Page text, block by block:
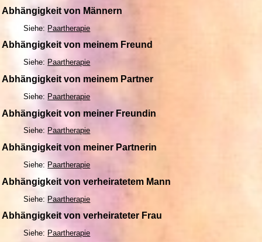
Abhängigkeit von Männern
Siehe: Paartherapie
Abhängigkeit von meinem Freund
Siehe: Paartherapie
Abhängigkeit von meinem Partner
Siehe: Paartherapie
Abhängigkeit von meiner Freundin
Siehe: Paartherapie
Abhängigkeit von meiner Partnerin
Siehe: Paartherapie
Abhängigkeit von verheiratetem Mann
Siehe: Paartherapie
Abhängigkeit von verheirateter Frau
Siehe: Paartherapie